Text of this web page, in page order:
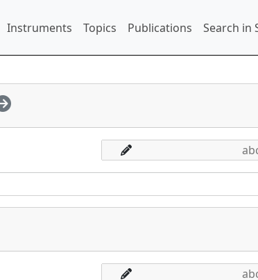
Instruments Topics Publications Search in